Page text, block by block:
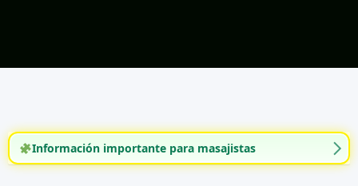
Información importante para masajistas